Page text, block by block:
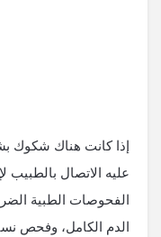
إذا كانت هناك شكوك
عليه الاتصال
الفحوصات الطبية
الدم الكامل، وفحص